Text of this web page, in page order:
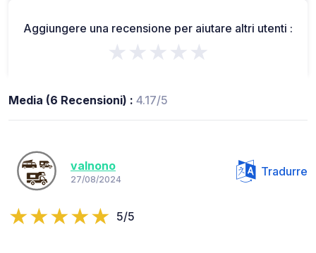
Aggiungere una recensione per aiutare altri utenti :
★★★★★
Media (6 Recensioni) : 4.17/5
valnono
27/08/2024
Tradurre
5/5